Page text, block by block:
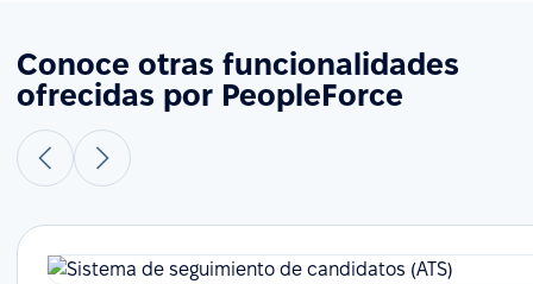
Conoce otras funcionalidades
ofrecidas por PeopleForce